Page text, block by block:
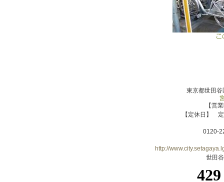
東京都世田
【営
【定休日】
0120-
http://
世田